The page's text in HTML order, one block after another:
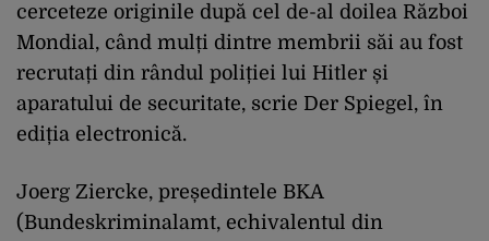
cerceteze originile după cel de-al doilea Război
Mondial, când mulți dintre membrii săi au fost
recrutați din rândul poliției lui Hitler și
aparatului de securitate, scrie Der Spiegel, în
ediția electronică.
Joerg Ziercke, președintele BKA
(Bundeskriminalamt, echivalentul din